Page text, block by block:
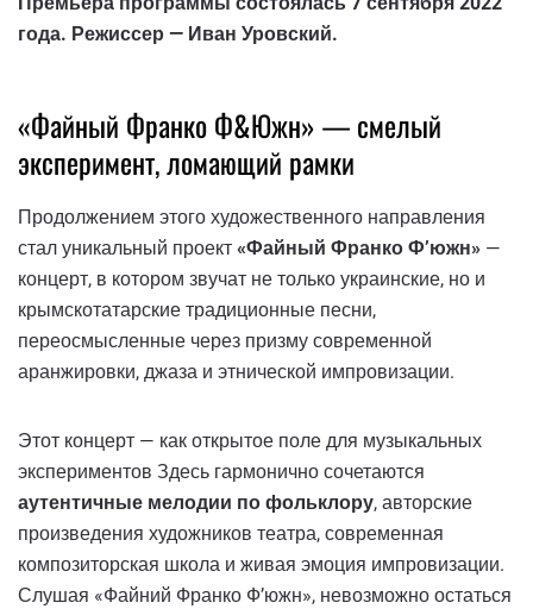
года. Режиссер — Иван Уровский.
«Файный Франко Ф&Южн» — смелый
эксперимент, ломающий рамки
Продолжением этого художественного направления
стал уникальный проект «Файный Франко Ф’южн» —
концерт, в котором звучат не только украинские, но и
крымскотатарские традиционные песни,
переосмысленные через призму современной
аранжировки, джаза и этнической импровизации.
Этот концерт — как открытое поле для музыкальных
экспериментов Здесь гармонично сочетаются
аутентичные мелодии по фольклору, авторские
произведения художников театра, современная
композиторская школа и живая эмоция импровизации.
Слушая «Файний Франко Ф’южн», невозможно остаться